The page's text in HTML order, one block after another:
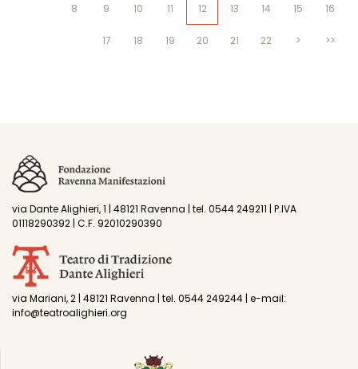
8 9 10 11 12 13 14 15 16
17 18 19 20 21 22 > >>
via Dante Alighieri, 1 | 48121 Ravenna | tel. 0544 249211 | P.IVA
01118290392 | C.F. 92010290390
via Mariani, 2 | 48121 Ravenna | tel. 0544 249244 | e-mail:
info@teatroalighieri.org